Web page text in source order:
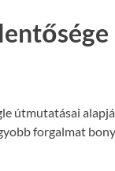
útmutatásai
forgalmat